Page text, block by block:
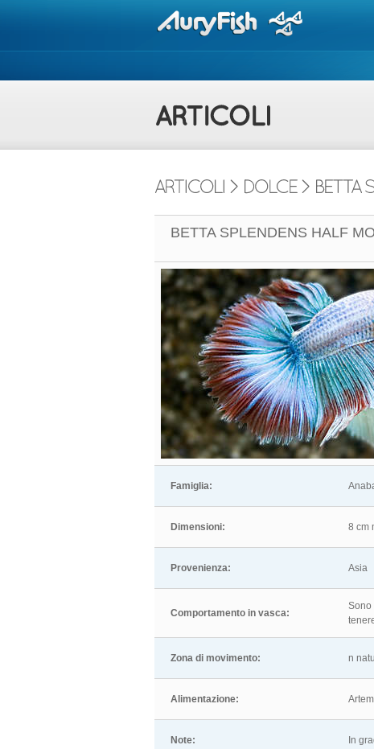
BETTA SPLENDENS HALF
Famiglia:
Dimensioni: 8 cm
Provenienza: Asia
Comportamento in vasca:
Sono
Zona di movimento: n
Alimentazione:
Note: In